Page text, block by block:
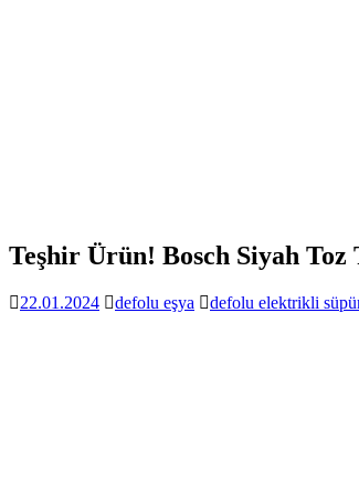
Teşhir Ürün! Bosch Siyah
22.01.2024 defolu eşya defolu elektrikli